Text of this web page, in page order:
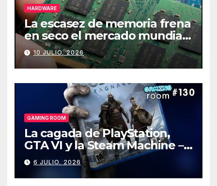
HARDWARE
La escasez de memoria frena
en seco el mercado mundial
de PCs
10 JULIO, 2026
GAMING ROOM
La cagada de PlayStation,
GTA VI y la Steam Machine –
Gaming Room #130
6 JULIO, 2026